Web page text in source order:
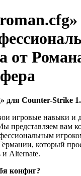
от
для Counter-Strike
игровые навыки и
представляем вам
который
и Alternate.
конфиг?